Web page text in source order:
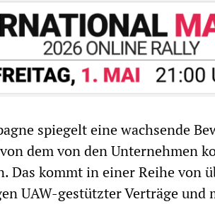
spiegelt eine wachsende
dem von den Unternehmen
Das kommt in einer Reihe von
UAW-gestützter Verträge und